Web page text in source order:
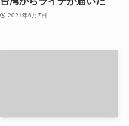
2021年6月7日